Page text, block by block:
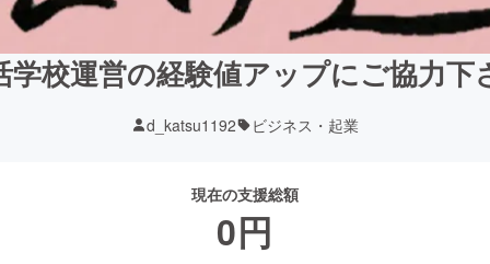
学校運営の経験値アップにご協力下
d_katsu1192 ビジネス・起業
現在の支援総額
0円